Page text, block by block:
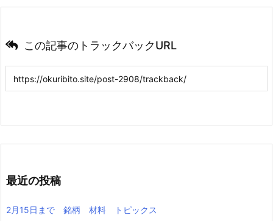
この記事のトラックバックURL
最近の投稿
2月15日まで 銘柄 材料 トピックス